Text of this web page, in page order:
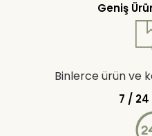
Geniş
Binlerce ürün ve
7 / 24